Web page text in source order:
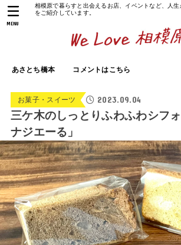
相模原で暮らすと出会えるお店、イベントなど、人生
をご紹介しています。
あさとち橋本 コメントはこちら
MENU
お菓子・スイーツ 2023.09.04
三ケ木のしっとりふわふわシフ
ナジエーる」